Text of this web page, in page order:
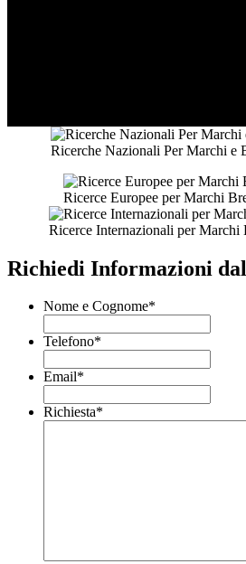
Ricerche Nazionali Per Marchi e
Ricerce Europee per Marchi
Ricerce Internazionali per Marchi
Richiedi Informazioni
Nome e Cognome*
Telefono*
Email*
Richiesta*